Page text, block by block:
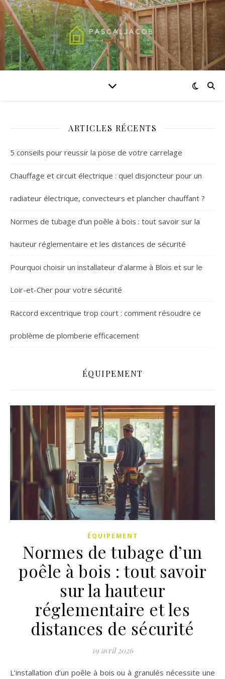
ARTICLES RÉCENTS
5 conseils pour reussir la pose de votre carrelage
Chauffage et circuit électrique : quel disjoncteur pour un
radiateur électrique, convecteurs et plancher chauffant ?
Normes de tubage d’un poêle à bois : tout savoir sur la
hauteur réglementaire et les distances de sécurité
Pourquoi choisir un installateur d’alarme à Blois et sur le
Loir-et-Cher pour votre sécurité
Raccord excentrique trop court : comment résoudre ce
problème de plomberie efficacement
ÉQUIPEMENT
ÉQUIPEMENT
Normes de tubage d’un
poêle à bois : tout savoir
sur la hauteur
réglementaire et les
distances de sécurité
19 avril 2026
L’installation d’un poêle à bois ou à granulés nécessite une